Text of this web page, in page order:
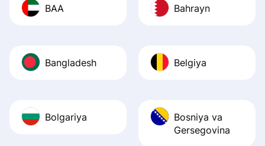
BAA Bahrayn
Bangladesh Belgiya
Bolgariya
Bosniya va
Gersegovina